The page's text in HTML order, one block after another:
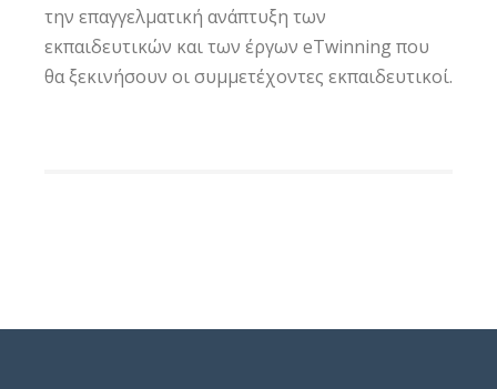
την επαγγελματική ανάπτυξη των
εκπαιδευτικών και των έργων eTwinning που
θα ξεκινήσουν οι συμμετέχοντες εκπαιδευτικοί.